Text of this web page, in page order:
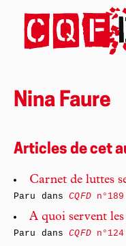
Nina Faure
Articles de cet
Carnet de luttes
Paru dansCQFD
A quoi servent les
Paru dansCQFD